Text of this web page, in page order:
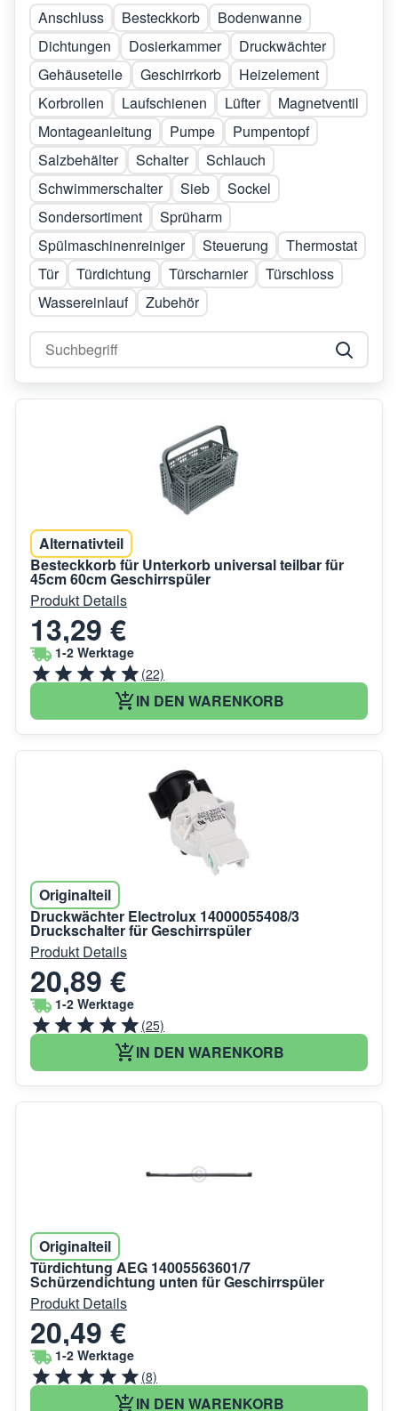
Anschluss
Besteckkorb
Bodenwanne
Dichtungen
Dosierkammer
Druckwächter
Gehäuseteile
Geschirrkorb
Heizelement
Korbrollen
Laufschienen Lüfter
Magnetventil
Montageanleitung
Pumpe
Pumpentopf
Salzbehälter
Schalter
Schlauch
Schwimmerschalter
Sieb
Sockel
Sondersortiment
Sprüharm
Spülmaschinenreiniger
Steuerung
Thermostat
Tür
Türdichtung Türscharnier
Türschloss
Wassereinlauf
Zubehör
Alternativteil
Besteckkorb für Unterkorb universal teilbar für
45cm 60cm Geschirrspüler
Produkt Details
13,29 €
1-2 Werktage
(22)
IN DEN WARENKORB
Originalteil
Druckwächter Electrolux 14000055408/3
Druckschalter für Geschirrspüler
Produkt Details
20,89 €
1-2 Werktage
(25)
IN DEN WARENKORB
Originalteil
Türdichtung AEG 14005563601/7
Schürzendichtung unten für Geschirrspüler
Produkt Details
20,49 €
1-2 Werktage
(8)
IN DEN WARENKORB